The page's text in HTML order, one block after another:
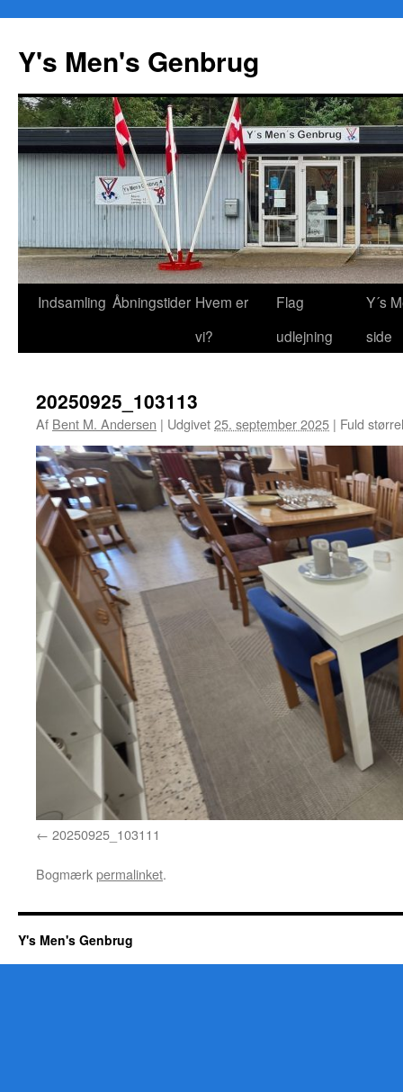
Y's Men's Genbrug
Hop
Indsamling Åbningstider Hvem er
vi?
Flag
udlejning
Y´s
side
20250925_103113
Af Bent M. Andersen | Udgivet25. september 2025 | Fuld
20250925_103111
Bogmærkpermalinket.
Y's Men's Genbrug